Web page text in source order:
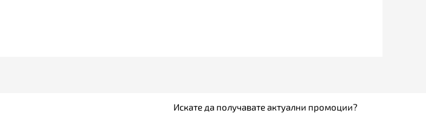
Искате да получавате актуални промоции?